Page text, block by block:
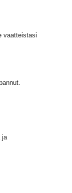
vaatteistasi
ja